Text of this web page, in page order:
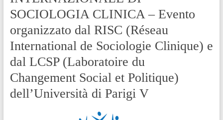
SOCIOLOGIA CLINICA – Evento
organizzato dal RISC (Réseau
International de Sociologie Clinique) e
dal LCSP (Laboratoire du
Changement Social et Politique)
dell’Università di Parigi V